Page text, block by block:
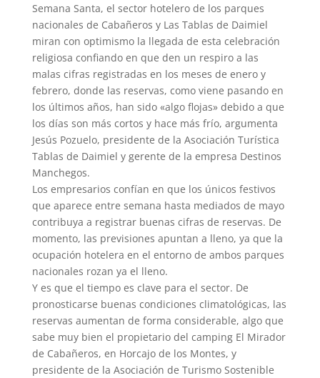
Semana Santa, el sector hotelero de los parques
nacionales de Cabañeros y Las Tablas de Daimiel
miran con optimismo la llegada de esta celebración
religiosa confiando en que den un respiro a las
malas cifras registradas en los meses de enero y
febrero, donde las reservas, como viene pasando en
los últimos años, han sido «algo flojas» debido a que
los días son más cortos y hace más frío, argumenta
Jesús Pozuelo, presidente de la Asociación Turística
Tablas de Daimiel y gerente de la empresa Destinos
Manchegos.
Los empresarios confían en que los únicos festivos
que aparece entre semana hasta mediados de mayo
contribuya a registrar buenas cifras de reservas. De
momento, las previsiones apuntan a lleno, ya que la
ocupación hotelera en el entorno de ambos parques
nacionales rozan ya el lleno.
Y es que el tiempo es clave para el sector. De
pronosticarse buenas condiciones climatológicas, las
reservas aumentan de forma considerable, algo que
sabe muy bien el propietario del camping El Mirador
de Cabañeros, en Horcajo de los Montes, y
presidente de la Asociación de Turismo Sostenible